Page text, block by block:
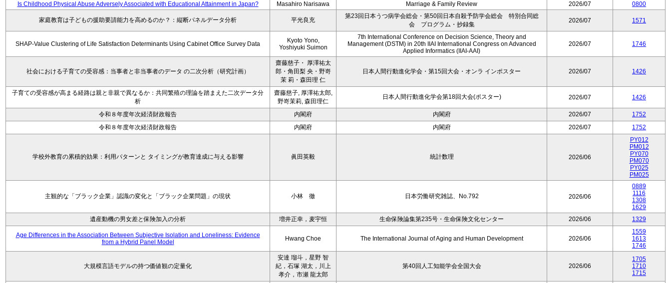
Is Childhood Physical Abuse Adversely Associated with Educational Attainment in Japan? Masahiro Narisawa Marriage & Family Review 2026/07 0800
家庭教育は子どもの援助要請能力を高めるのか？：縦断パネルデータ分析 平光良充
第23回日本うつ病学会総会・第50回日本自殺予防学会総会 特別合同総
会 プログラム・抄録集
2026/07 1571
SHAP-Value Clustering of Life Satisfaction Determinants Using Cabinet Office Survey Data
Kyoto Yono,
Yoshiyuki Suimon
7th International Conference on Decision Science, Theory and
Management (DSTM) in 20th IIAI International Congress on Advanced
Applied Informatics (IIAI-AAI)
2026/07 1746
社会における子育ての受容感：当事者と非当事者のデータ の二次分析（研究計画）
齋藤慈子・ 厚澤祐太
郎・角田梨 央・野嵜
茉 莉・森田理 仁
日本人間行動進化学会・第15回大会・オンラ インポスター 2026/07 1426
子育ての受容感が高まる経路は親と非親で異なるか：共同繁殖の理論を踏まえた二次データ分
析
齋藤慈子, 厚澤祐太郎,
野嵜茉莉, 森田理仁
日本人間行動進化学会第18回大会(ポスター) 2026/07 1426
令和８年度年次経済財政報告 内閣府 内閣府 2026/07
1752
令和８年度年次経済財政報告
内閣府 内閣府 2026/07 1752
学校外教育の累積的効果：利用パターンと タイミングが教育達成に与える影響 眞田英毅 統計数理 2026/06
PY012
PM012
PY070
PM070
PY025
PM025
主観的な「ブラック企業」認識の変化と「ブラック企業問題」の現状 小林 徹 日本労働研究雑誌、No.792 2026/06
0889
1116
1308
1629
遺産動機の男女差と保険加入の分析
増井正幸，麦宇恒 生命保険論集第235号・生命保険文化センター 2026/06 1329
Age Differences in the Association Between Subjective Isolation and Loneliness: Evidence
from a Hybrid Panel Model
Hwang Choe The International Journal of Aging and Human Development 2026/06
1559
1613
1746
大規模言語モデルの持つ価値観の定量化
安達 瑠斗，星野 智
紀，石塚 湖太，川上
孝介，市瀬 龍太郎
第40回人工知能学会全国大会 2026/06
1705
1710
1715